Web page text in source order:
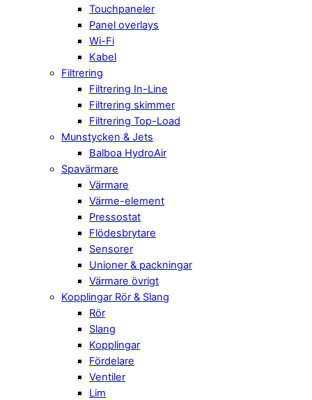
Touchpaneler
Panel overlays
Wi-Fi
Kabel
Filtrering
Filtrering In-Line
Filtrering skimmer
Filtrering Top-Load
Munstycken & Jets
Balboa HydroAir
Spavärmare
Värmare
Värme-element
Pressostat
Flödesbrytare
Sensorer
Unioner & packningar
Värmare övrigt
Kopplingar Rör & Slang
Rör
Slang
Kopplingar
Fördelare
Ventiler
Lim